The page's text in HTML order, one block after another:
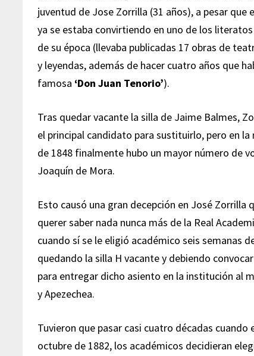
juventud de Jose Zorrilla (31 años), a pesar
ya se estaba convirtiendo en uno de los
de su época (llevaba publicadas 17 obras de
y leyendas, además de hacer cuatro años que
famosa ‘Don Juan Tenorio’).
Tras quedar vacante la silla de Jaime Balmes,
el principal candidato para sustituirlo, pero en
de 1848 finalmente hubo un mayor número de
Joaquín de Mora.
Esto causó una gran decepción en José Zorrilla
querer saber nada nunca más de la Real
cuando sí se le eligió académico seis semanas
quedando la silla H vacante y debiendo
para entregar dicho asiento en la institución al
y Apezechea.
Tuvieron que pasar casi cuatro décadas cuando
octubre de 1882, los académicos decidieran